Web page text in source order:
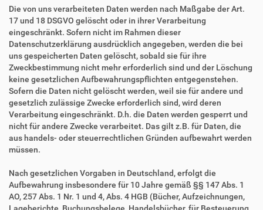
Die von uns verarbeiteten Daten werden nach Maßgabe der Art.
17 und 18 DSGVO gelöscht oder in ihrer Verarbeitung
eingeschränkt. Sofern nicht im Rahmen dieser
Datenschutzerklärung ausdrücklich angegeben, werden die bei
uns gespeicherten Daten gelöscht, sobald sie für ihre
Zweckbestimmung nicht mehr erforderlich sind und der Löschung
keine gesetzlichen Aufbewahrungspflichten entgegenstehen.
Sofern die Daten nicht gelöscht werden, weil sie für andere und
gesetzlich zulässige Zwecke erforderlich sind, wird deren
Verarbeitung eingeschränkt. D.h. die Daten werden gesperrt und
nicht für andere Zwecke verarbeitet. Das gilt z.B. für Daten, die
aus handels- oder steuerrechtlichen Gründen aufbewahrt werden
müssen.
Nach gesetzlichen Vorgaben in Deutschland, erfolgt die
Aufbewahrung insbesondere für 10 Jahre gemäß §§ 147 Abs. 1
AO, 257 Abs. 1 Nr. 1 und 4, Abs. 4 HGB (Bücher, Aufzeichnungen,